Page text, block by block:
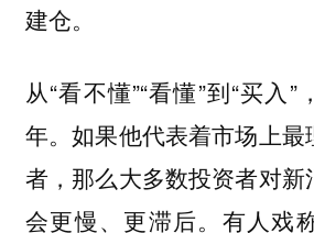
建仓。
从“看不懂”“看懂”到“买入
年。如果他代表着市场上最
者，那么大多数投资者对新
会更慢、更滞后。有人戏